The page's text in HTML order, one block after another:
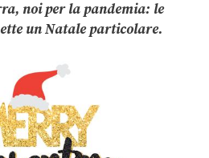
noi per la pandemia: le
un Natale particolare.